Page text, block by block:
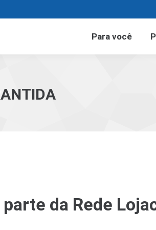
Para você
da Rede